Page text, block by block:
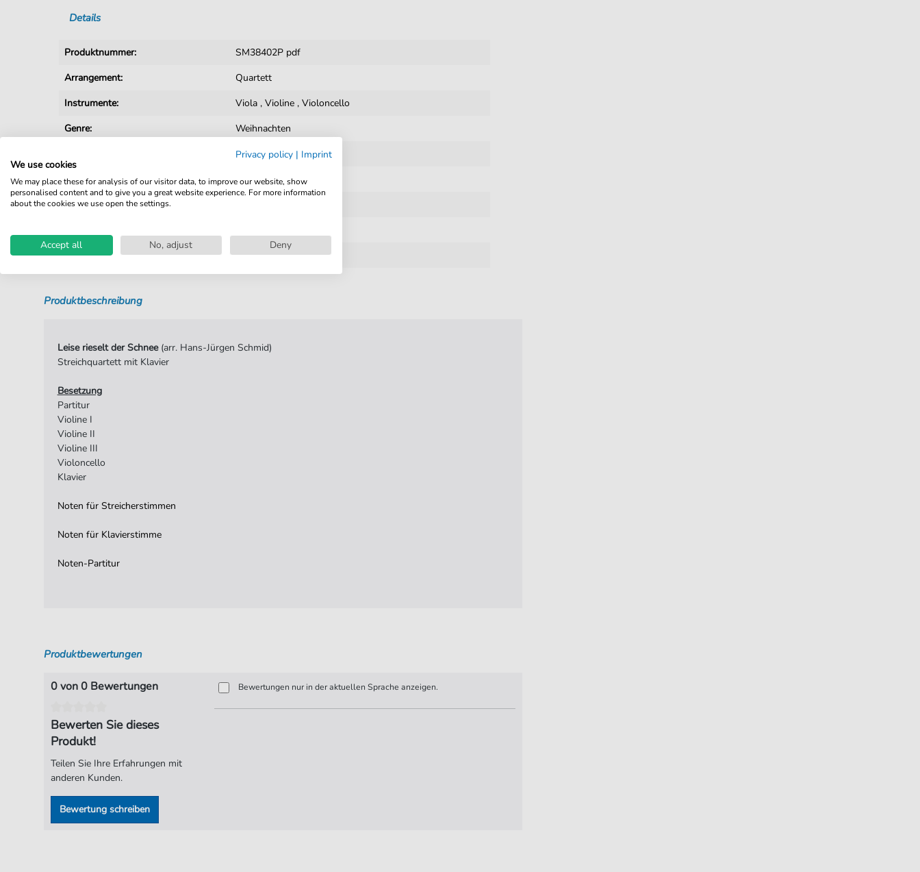
Details
Produktnummer:
SM38402P pdf
Arrangement:
Quartett
Instrumente:
Viola ,Violine ,Violoncello
Genre:
Weihnachten
Streichquartett
Autoren:
Schmid,Hans-Jürgen
Seiten:
Verlag:
schmidmusic
Produktbeschreibung
Leise rieselt der Schnee(arr. Hans-Jürgen Schmid)
Streichquartett mit Klavier
Besetzung
Partitur
Violine I
Violine II
Violine III
Violoncello
Klavier
Noten für Streicherstimmen
Noten für Klavierstimme
Noten-Partitur
Produktbewertungen
0 von 0 Bewertungen
Bewerten Sie dieses
Produkt!
Teilen Sie Ihre Erfahrungen mit
anderen Kunden.
Bewertung schreiben
Bewertungen nur in der aktuellen Sprache anzeigen.
Privacy policy | Imprint
We use cookies
We may place these for analysis of our visitor data, to improve our website, show
personalised content and to give you a great website experience. For more information
about the cookies we use open the settings.
Accept all No, adjust Deny